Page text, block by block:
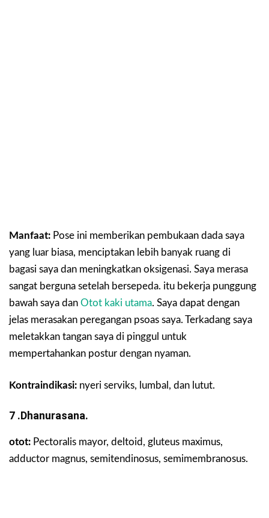
Manfaat: Pose ini memberikan pembukaan dada saya
yang luar biasa, menciptakan lebih banyak ruang di
bagasi saya dan meningkatkan oksigenasi. Saya merasa
sangat berguna setelah bersepeda. itu bekerja punggung
bawah saya dan Otot kaki utama. Saya dapat dengan
jelas merasakan peregangan psoas saya. Terkadang saya
meletakkan tangan saya di pinggul untuk
mempertahankan postur dengan nyaman.
Kontraindikasi: nyeri serviks, lumbal, dan lutut.
7 .Dhanurasana.
otot: Pectoralis mayor, deltoid, gluteus maximus,
adductor magnus, semitendinosus, semimembranosus.